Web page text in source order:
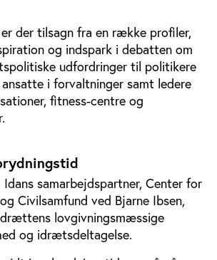
der tilsagn fra en række profiler,
og indspark i debatten om
udfordringer til politikere
ansatte i forvaltninger samt ledere
fitness-centre og
samarbejdspartner, Center for
Civilsamfund ved Bjarne Ibsen,
lovgivningsmæssige
og idrætsdeltagelse.